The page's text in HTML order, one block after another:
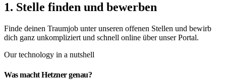
1. Stelle finden und bewerben
Finde deinen Traumjob unter unseren offenen Stellen und bewirb
dich ganz unkompliziert und schnell online über unser Portal.
Our technology in a nutshell
Was macht Hetzner genau?